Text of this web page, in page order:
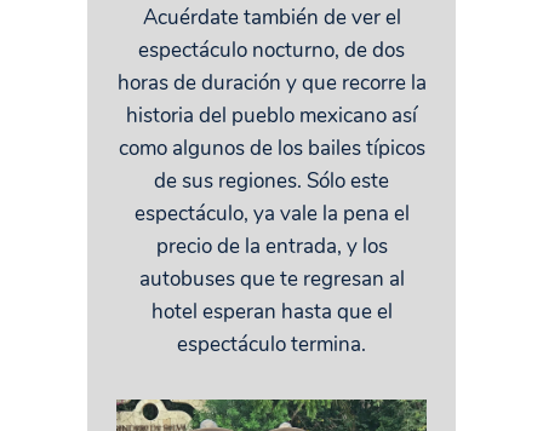
Acuérdate también de ver el
espectáculo nocturno, de dos
horas de duración y que recorre la
historia del pueblo mexicano así
como algunos de los bailes típicos
de sus regiones. Sólo este
espectáculo, ya vale la pena el
precio de la entrada, y los
autobuses que te regresan al
hotel esperan hasta que el
espectáculo termina.